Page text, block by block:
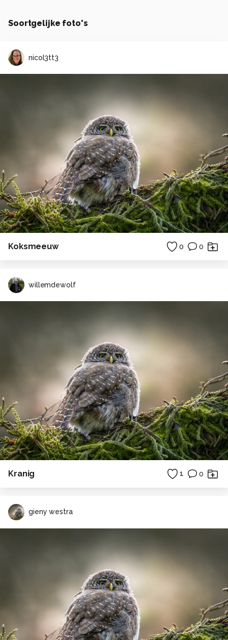
Soortgelijke foto's
nicol3tt3
Koksmeeuw 0 0
willemdewolf
Kranig 1 0
gieny westra